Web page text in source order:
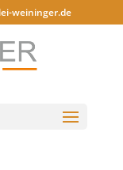
weininger.de